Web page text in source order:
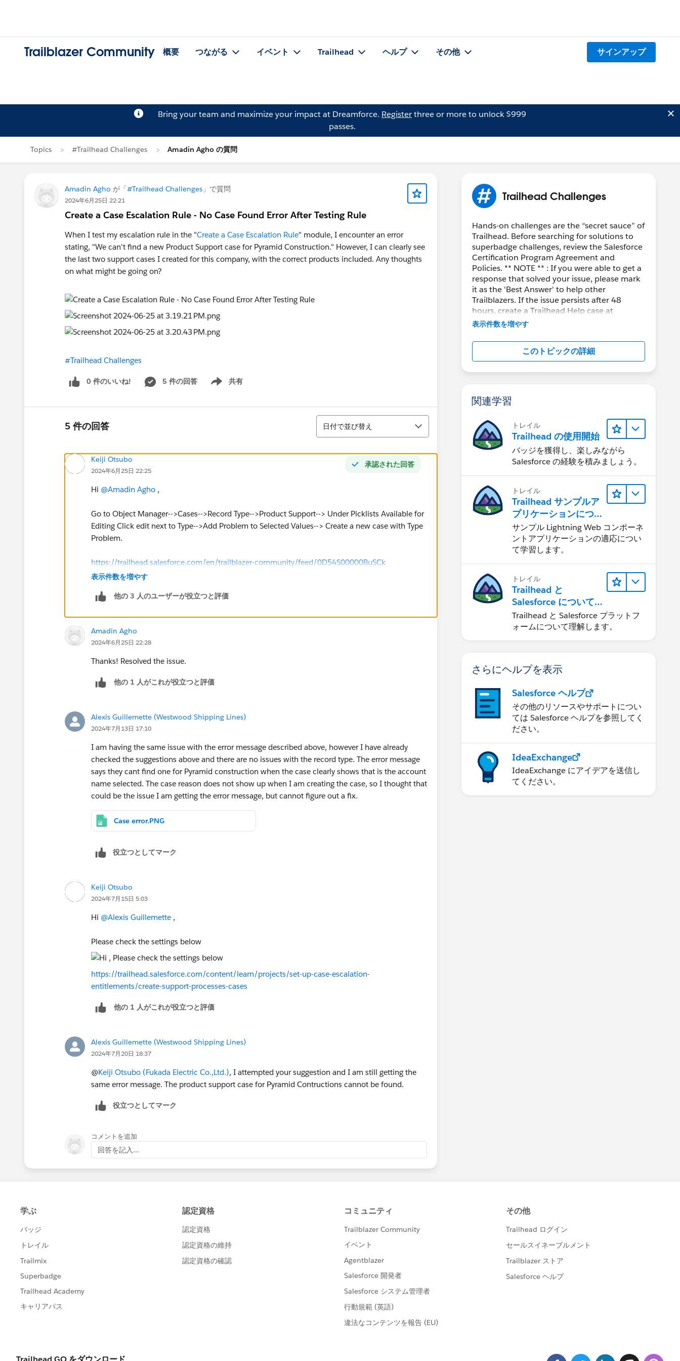
Trailblazer Community 概要 つながる イベント Trailhead ヘルプ その他 サインアップ
Bring your team and maximize your impact at Dreamforce. Registerthree or more to unlock $999
passes.
Topics #Trailhead Challenges Amadin Agho の質問
Amadin Agho が「#Trailhead Challenges 」で質問
2024年6月25日 22:21
Create a Case Escalation Rule - No Case Found Error After Testing Rule
When I test my escalation rule in the "Create a Case Escalation Rule" module, I encounter an error
stating, "We can't find a new Product Support case for Pyramid Construction." However, I can clearly see
the last two support cases I created for this company, with the correct products included. Any thoughts
on what might be going on?
#Trailhead Challenges
0 件のいいね! 5 件の回答 共有
Show menu
5 件の回答
並び替え
日付で並び替え
承認された回答
Keiji Otsubo
2024年6月25日 22:25
Hi @Amadin Agho ,
Go to Object Manager-->Cases-->Record Type-->Product Support--> Under Picklists Available for
Editing Click edit next to Type-->Add Problem to Selected Values--> Create a new case with Type
Problem.
https://trailhead.salesforce.com/en/trailblazer-community/feed/0D54S00000BuSCk
表示件数を増やす
他の 3 人のユーザーが役立つと評価
Amadin Agho
2024年6月25日 22:28
Thanks! Resolved the issue.
他の 1 人がこれが役立つと評価
Alexis Guillemette (Westwood Shipping Lines)
2024年7月13日 17:10
I am having the same issue with the error message described above, however I have already
checked the suggestions above and there are no issues with the record type. The error message
says they cant find one for Pyramid construction when the case clearly shows that is the account
name selected. The case reason does not show up when I am creating the case, so I thought that
could be the issue I am getting the error message, but cannot figure out a fix.
Case error.PNG
役立つとしてマーク
Keiji Otsubo
2024年7月15日 5:03
Hi @Alexis Guillemette ,
Please check the settings below
https://trailhead.salesforce.com/content/learn/projects/set-up-case-escalation-
entitlements/create-support-processes-cases
他の 1 人がこれが役立つと評価
Alexis Guillemette (Westwood Shipping Lines)
2024年7月20日 18:37
@Keiji Otsubo (Fukada Electric Co.,Ltd.), I attempted your suggestion and I am still getting the
same error message. The product support case for Pyramid Contructions cannot be found.
役立つとしてマーク
コメントを追加
回答を記入...
Trailhead Challenges
Hands-on challenges are the “secret sauce” of
Trailhead. Before searching for solutions to
superbadge challenges, review the Salesforce
Certification Program Agreement and
Policies. ** NOTE ** : If you were able to get a
response that solved your issue, please mark
it as the 'Best Answer' to help other
Trailblazers. If the issue persists after 48
hours, create a Trailhead Help case at
https://help.salesforce.com/s/support
表示件数を増やす
このトピックの詳細
関連学習
トレイル
Trailhead の使用開始
バッジを獲得し、楽しみながら
Salesforce の経験を積みましょう。
トレイル
Trailhead サンプルア
プリケーションにつ
いて知る
サンプル Lightning Web コンポーネ
ントアプリケーションの適応につい
て学習します。
トレイル
Trailhead と
Salesforce について
学ぶ
Trailhead と Salesforce プラットフ
ォームについて理解します。
さらにヘルプを表示
Salesforce ヘルプ
その他のリソースやサポートについ
ては Salesforce ヘルプを参照してく
ださい。
IdeaExchange
IdeaExchange にアイデアを送信し
てください。